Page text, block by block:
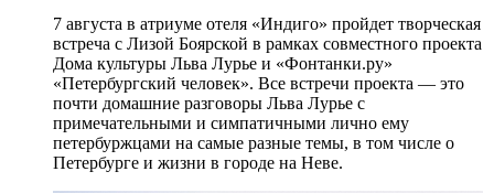
7 августа в атриуме отеля «Индиго» пройдет творческая
встреча с Лизой Боярской в рамках совместного проекта
Дома культуры Льва Лурье и «Фонтанки.ру»
«Петербургский человек». Все встречи проекта — это
почти домашние разговоры Льва Лурье с
примечательными и симпатичными лично ему
петербуржцами на самые разные темы, в том числе о
Петербурге и жизни в городе на Неве.